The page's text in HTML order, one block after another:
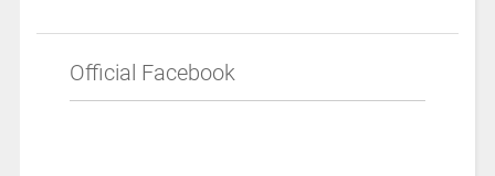
Official Facebook